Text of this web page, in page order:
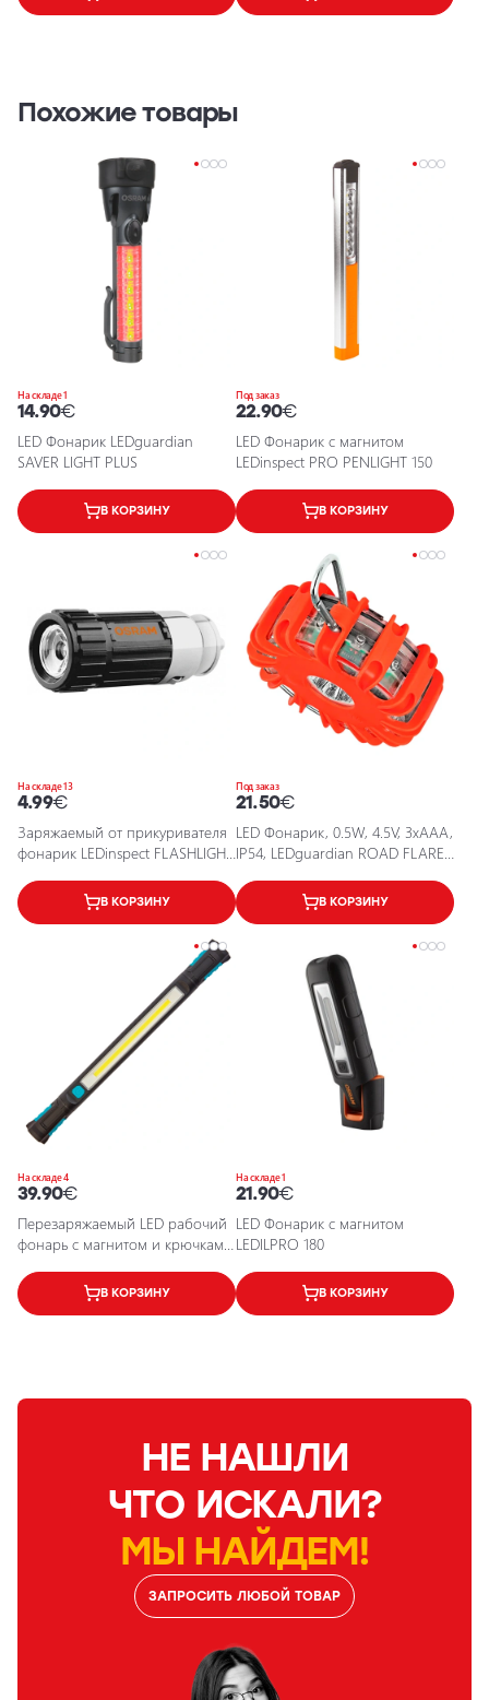
Похожие товары
На складе 1
14.90€
LED Фонарик LEDguardian
SAVER LIGHT PLUS
В КОРЗИНУ
Под заказ
22.90€
LED Фонарик с магнитом
LEDinspect PRO PENLIGHT 150
В КОРЗИНУ
На складе 13
4.99€
Заряжаемый от прикуривателя
фонарик LEDinspect FLASHLIGHT
В КОРЗИНУ
Под заказ
21.50€
LED Фонарик, 0.5W, 4.5V, 3xAAA,
IP54, LEDguardian ROAD FLARE
В КОРЗИНУ
На складе 4
39.90€
Перезаряжаемый LED рабочий
фонарь с магнитом и крючками
В КОРЗИНУ
На складе 1
21.90€
LED Фонарик с магнитом
LEDILPRO 180
В КОРЗИНУ
НЕ НАШЛИ
ЧТО ИСКАЛИ?
МЫ НАЙДЕМ!
ЗАПРОСИТЬ ЛЮБОЙ ТОВАР